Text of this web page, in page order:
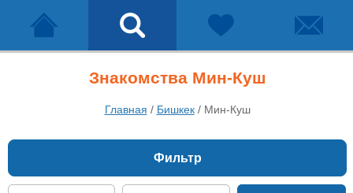
Знакомства Мин-Куш
Главная / Бишкек/ Мин-Куш
Фильтр